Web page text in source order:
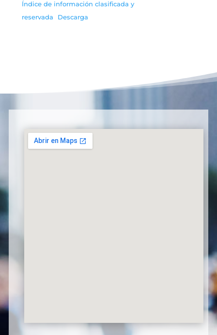
Índice de información clasificada y
reservada
Descarga